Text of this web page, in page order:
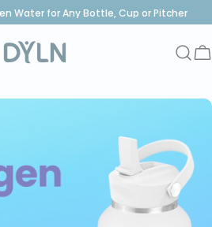
Water for Any Bottle, Cup or Pitcher